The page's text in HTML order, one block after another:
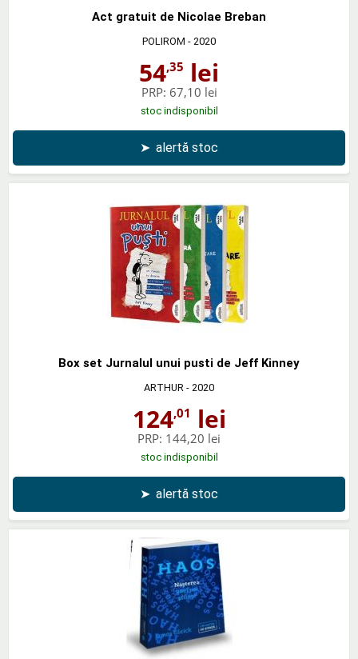
Act gratuit de Nicolae Breban
POLIROM - 2020
54,35 lei
PRP: 67,10 lei
stoc indisponibil
➤ alertă stoc
Box set Jurnalul unui pusti de Jeff Kinney
ARTHUR - 2020
124,01 lei
PRP: 144,20 lei
stoc indisponibil
➤ alertă stoc